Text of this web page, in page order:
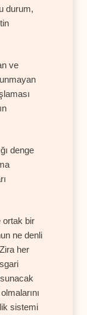
durum,
ve
denge
ortak bir
ne denli
her
sistemi